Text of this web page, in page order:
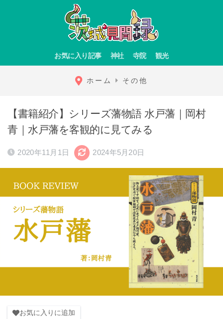
お気に入り記事 神社 寺院 観光
ホーム その他
【書籍紹介】シリーズ藩物語 水戸藩｜岡村
青｜水戸藩を客観的に見てみる
2020年11月1日 2024年5月20日
お気に入りに追加